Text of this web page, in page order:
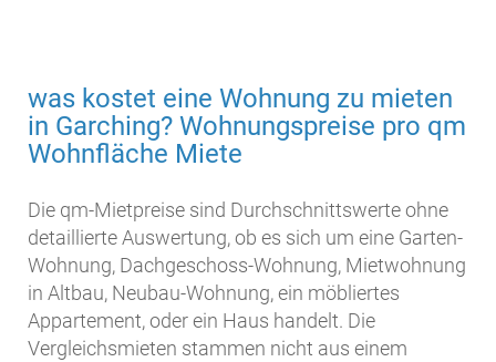
was kostet eine Wohnung zu mieten
in Garching? Wohnungspreise pro qm
Wohnfläche Miete
Die qm-Mietpreise sind Durchschnittswerte ohne
detaillierte Auswertung, ob es sich um eine Garten-
Wohnung, Dachgeschoss-Wohnung, Mietwohnung
in Altbau, Neubau-Wohnung, ein möbliertes
Appartement, oder ein Haus handelt. Die
Vergleichsmieten stammen nicht aus einem